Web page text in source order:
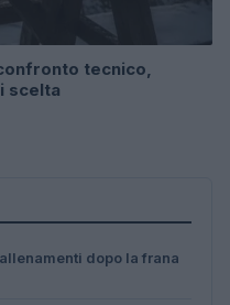
tecnico,
scelta
dopo la frana